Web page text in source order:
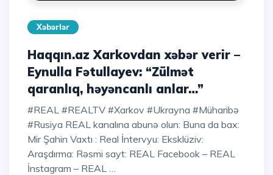
Xəbərlər
Haqqın.az Xarkovdan xəbər verir –
Eynulla Fətullayev: “Zülmət
qaranlıq, həyəncanlı anlar…”
#REAL #REALTV #Xarkov #Ukrayna #Müharibə
#Rusiya REAL kanalına abunə olun: Buna da bax:
Mir Şahin Vaxtı : Real İntervyu: Eksklüziv:
Araşdırma: Rəsmi sayt: REAL Facebook – REAL
İnstagram – REAL …